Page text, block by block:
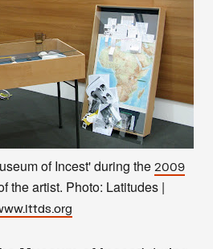
of Incest' during the 2009
the artist. Photo: Latitudes |